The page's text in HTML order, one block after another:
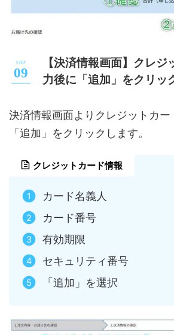
【決済情報画面】クレジ
力後に「追加」をクリッ
決済情報画面よりクレジットカー
「追加」をクリックします。
クレジットカード情報
カード名義人
カード番号
有効期限
セキュリティ番号
「追加」を選択